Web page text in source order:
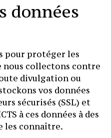
données
pour protéger les
nous collectons contre
divulgation ou
vos données
sécurisés (SSL) et
à ces données à des
les connaître.